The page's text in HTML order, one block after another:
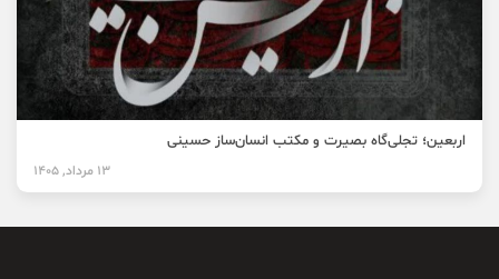
اربعین؛ تجلی‌گاه بصیرت و مکتب انسان‌ساز حسینی
13 مرداد, 1405